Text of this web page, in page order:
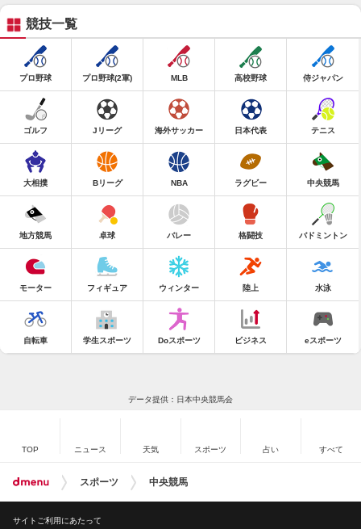
競技一覧
プロ野球 プロ野球(2軍) MLB 高校野球 侍ジャパン
ゴルフ Jリーグ 海外サッカー 日本代表 テニス
大相撲 Bリーグ NBA ラグビー 中央競馬
地方競馬 卓球 バレー 格闘技 バドミントン
モーター フィギュア ウィンター 陸上 水泳
自転車 学生スポーツ Doスポーツ ビジネス eスポーツ
データ提供：日本中央競馬会
TOP ニュース 天気 スポーツ 占い すべて
スポーツ 中央競馬
サイトご利用にあたって